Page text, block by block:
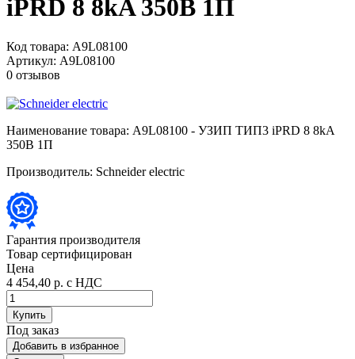
iPRD 8 8kA 350В 1П
Код товара: A9L08100
Артикул: A9L08100
0 отзывов
Наименование товара: A9L08100 - УЗИП ТИП3 iPRD 8 8kA
350В 1П
Производитель: Schneider electric
Гарантия производителя
Товар сертифицирован
Цена
4 454,40 р. с НДС
Купить
Под заказ
Добавить в избранное